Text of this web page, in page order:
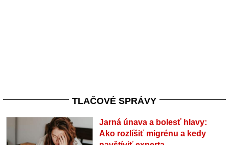
TLAČOVÉ SPRÁVY
Jarná únava a bolesť hlavy:
Ako rozlíšiť migrénu a kedy